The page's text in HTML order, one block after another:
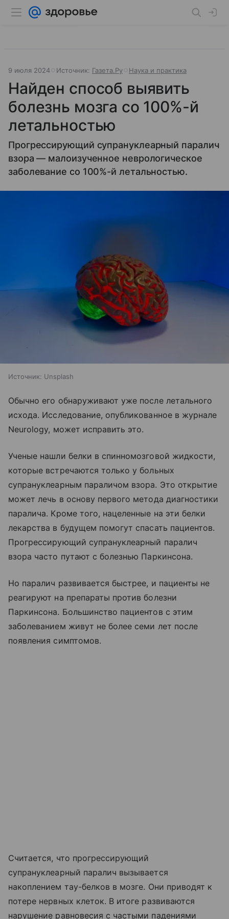
9 июля 2024 Источник: Газета.Ру Наука и практика
Найден способ выявить
болезнь мозга со 100%-й
летальностью
Прогрессирующий супрануклеарный паралич
взора — малоизученное неврологическое
заболевание со 100%-й летальностью.
Источник: Unsplash
Обычно его обнаруживают уже после летального
исхода. Исследование, опубликованное в журнале
Neurology, может исправить это.
Ученые нашли белки в спинномозговой жидкости,
которые встречаются только у больных
супрануклеарным параличом взора. Это открытие
может лечь в основу первого метода диагностики
паралича. Кроме того, нацеленные на эти белки
лекарства в будущем помогут спасать пациентов.
Прогрессирующий супрануклеарный паралич
взора часто путают с болезнью Паркинсона.
Но паралич развивается быстрее, и пациенты не
реагируют на препараты против болезни
Паркинсона. Большинство пациентов с этим
заболеванием живут не более семи лет после
появления симптомов.
Считается, что прогрессирующий
супрануклеарный паралич вызывается
накоплением тау-белков в мозге. Они приводят к
потере нервных клеток. В итоге развиваются
нарушение равновесия с частыми падениями